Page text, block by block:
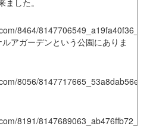
した。
アガーデンという公園にありま